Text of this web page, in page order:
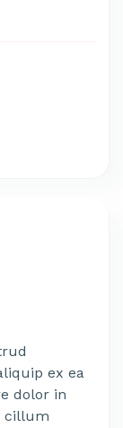
ex ea
dolor in
cillum